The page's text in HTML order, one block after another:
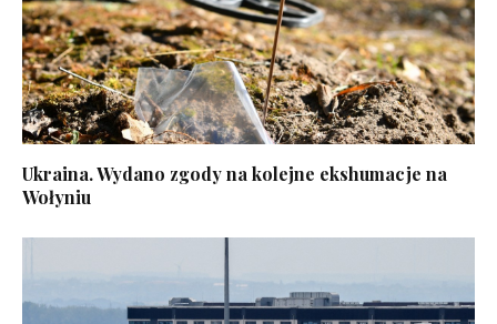
Ukraina. Wydano zgody na kolejne ekshumacje na
Wołyniu